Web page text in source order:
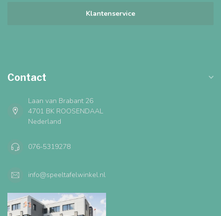
Klantenservice
Contact
Laan van Brabant 26
4701 BK ROOSENDAAL
Nederland
076-5319278
info@speeltafelwinkel.nl